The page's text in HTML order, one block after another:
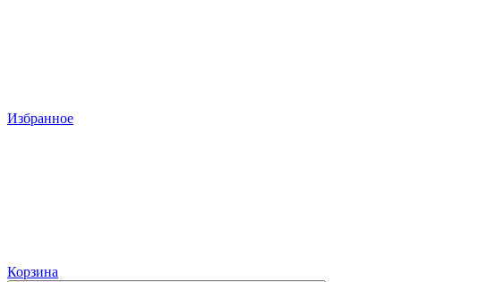
Избранное
Корзина